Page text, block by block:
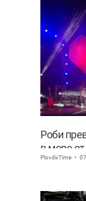
Роби
в море
PlovdivTime